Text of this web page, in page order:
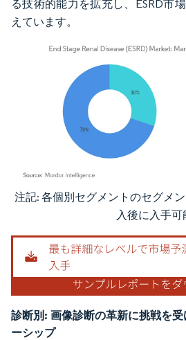
る技術的能力を拡充し、ESRD市
えています。
画像 © Mordor Intelligence。再利用にはCC
注記: 各個別セグメントのセグメ
入後に入手可
診断別: 画像診断の革新に挑戦を
ーシップ